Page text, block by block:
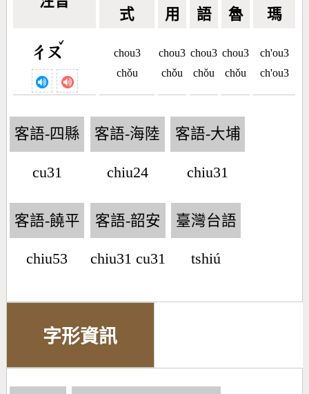
式 用 語 魯 瑪
ㄔㄡ
ˇ
chou3
chǒu
chou3
chǒu
chou3
chǒu
chou3
chǒu
ch'ou3
ch'ou3
客語-四縣
cu31
客語-海陸
chiu24
客語-大埔
chiu31
客語-饒平
chiu53
客語-韶安
chiu31 cu31
臺灣台語
tshiú
字形資訊